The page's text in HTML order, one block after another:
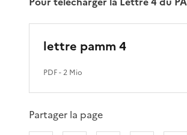
lettre pamm 4
PDF- 2 Mio
Partager la page